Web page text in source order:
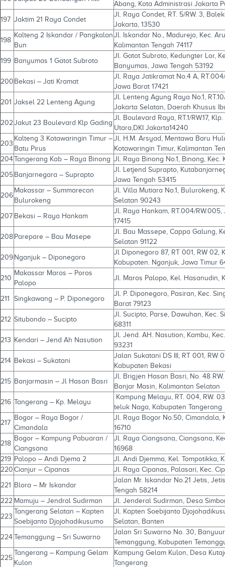
Abang, Kota Administrasi Jakarta
197 Jaktim 21 Raya Condet
Jl. Raya Condet, RT. 5/RW. 3,
Jakarta, 13530
198
Kalteng 2 Iskandar / Pangkalan
Bun
Jl. Iskandar No., Madurejo, Kec.
Kalimantan Tengah 74117
199 Banyumas 1 Gatot Subroto
Jl. Gatot Subroto, Kedungter Lor,
Banyumas, Jawa Tengah 53192
200 Bekasi – Jati Kramat
Jl. Raya Jatikramat No.4 A,
Jawa Barat 17421
201 Jaksel 22 Lenteng Agung
Jl. Lenteng Agung Raya No.1,
Jakarta Selatan, Daerah Khusus
202Jakut 23 Boulevard Klp Gading
Jl. Boulevard Raya, RT.1/RW.17,
Utara,DKI Jakarta14240
203
Kalteng 3 Kotawaringin Timur –
Batu Pirus
Jl. H.M. Arsyad, Mentawa Baru
Kotawaringin Timur, Kalimantan
204Tangerang Kab – Raya Binong Jl. Raya Binong No.1, Binong, Kec.
205 Banjarnegara – Suprapto
Jl. Letjend Suprapto,
Jawa Tengah 53415
206
Makassar – Summarecon
Bulurokeng
Jl. Villa Mutiara No.1, Bulurokeng,
Selatan 90243
207 Bekasi – Raya Hankam
Jl. Raya Hankam, RT.004/
17415
208 Parepare – Bau Masepe
Jl. Bau Massepe, Cappa Galung,
Selatan 91122
209 Nganjuk – Diponegoro
Jl Diponegoro 87, RT 001, RW
Kabupaten. Nganjuk, Jawa Timur
210
Makassar Maros – Poros
Palopo
Jl. Maros Palopo, Kel. Hasanudin,
211 Singkawang – P. Diponegoro
Jl. P. Diponegoro, Pasiran, Kec.
Barat 79123
212 Situbondo – Sucipto
Jl. Sucipto, Parse, Dawuhan, Kec.
68311
213 Kendari – Jend Ah Nasution
Jl. Jend. AH. Nasution, Kambu,
93231
214 Bekasi – Sukatani
Jalan Sukatani DS III, RT 001, RW
Kabupaten Bekasi
215 Banjarmasin – Jl Hasan Basri
Jl. Brigjen Hasan Basri, No. 48
Banjar Masin, Kalimantan Selatan
216 Tangerang – Kp. Melayu
Kampung Melayu, RT. 004, RW.
teluk Naga, Kabupaten Tangerang
217
Bogor – Raya Bogor /
Cimandala
Jl. Raya Bogor No.50, Cimandala,
16710
218
Bogor – Kampung Pabuaran /
Ciangsana
Jl. Raya Ciangsana, Ciangsana,
16968
219 Palopo – Andi Djema 2
Jl. Andi Djemma, Kel. Tompotikka,
220 Cianjur – Cipanas Jl. Raya Cipanas, Palasari, Kec.
221 Blora – Mr Iskandar
Jalan Mr. Iskandar No.21 Jetis,
Tengah 58214
222 Mamuju – Jendral Sudirman Jl. Jenderal Sudirman, Desa
223
Tangerang Selatan – Kapten
Soebijanto Djojohadikusumo
Jl. Kapten Soebijanto
Selatan, Banten
224 Temanggung – Sri Suwarno
Jalan Sri Suwarno No. 30,
Temanggung, Kabupaten
225
Tangerang – Kampung Gelam
Kulon
Kampung Gelam Kulon, Desa
Tangerang